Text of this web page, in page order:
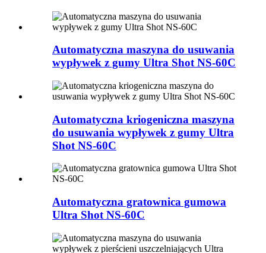
Automatyczna maszyna do usuwania
wypływek z gumy Ultra Shot NS-60C
Automatyczna kriogeniczna maszyna
do usuwania wypływek z gumy Ultra
Shot NS-60C
Automatyczna gratownica gumowa
Ultra Shot NS-60C